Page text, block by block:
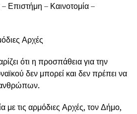
Επιστήμη – Καινοτομία –
Αρχές
ότι η προσπάθεια για την
δεν μπορεί και δεν πρέπει να
ανθρώπων.
με τις αρμόδιες Αρχές, τον Δήμο,